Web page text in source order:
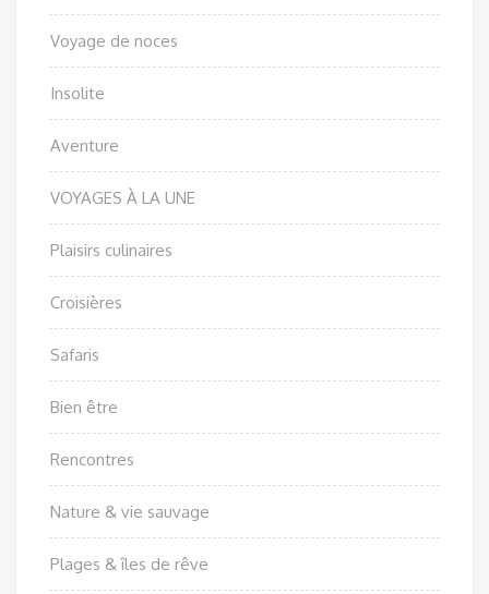
Voyage de noces
Insolite
Aventure
VOYAGES À LA UNE
Plaisirs culinaires
Croisières
Safaris
Bien être
Rencontres
Nature & vie sauvage
Plages & îles de rêve